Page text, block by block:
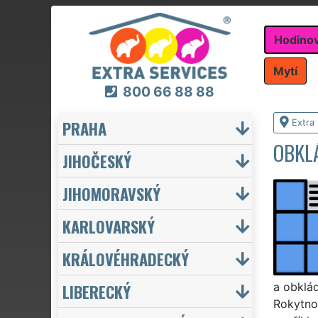
800 66 88 88
Mytí
Extra
a
PRAHA
JIHOČESKÝ
JIHOMORAVSKÝ
KARLOVARSKÝ
KRÁLOVÉHRADECKÝ
LIBERECKÝ